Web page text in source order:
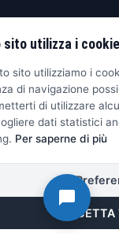
sito utilizza i cookie
sito utilizziamo i
di navigazione
di utilizzare
dati statistici
Per saperne di più